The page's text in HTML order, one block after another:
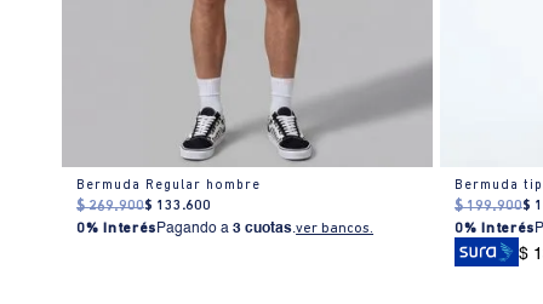
Bermuda Regular hombre
$ 269.900$ 133 .600
0% Interés Pagando a3 cuotas.ver bancos.
Bermuda
$ 199.900$
0% Interés
$